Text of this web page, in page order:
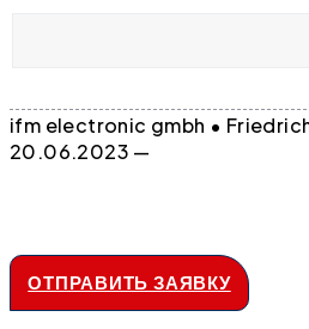
ifm electronic gmbh •
20.06.2023 —
ОТПРАВИТЬ ЗАЯВКУ